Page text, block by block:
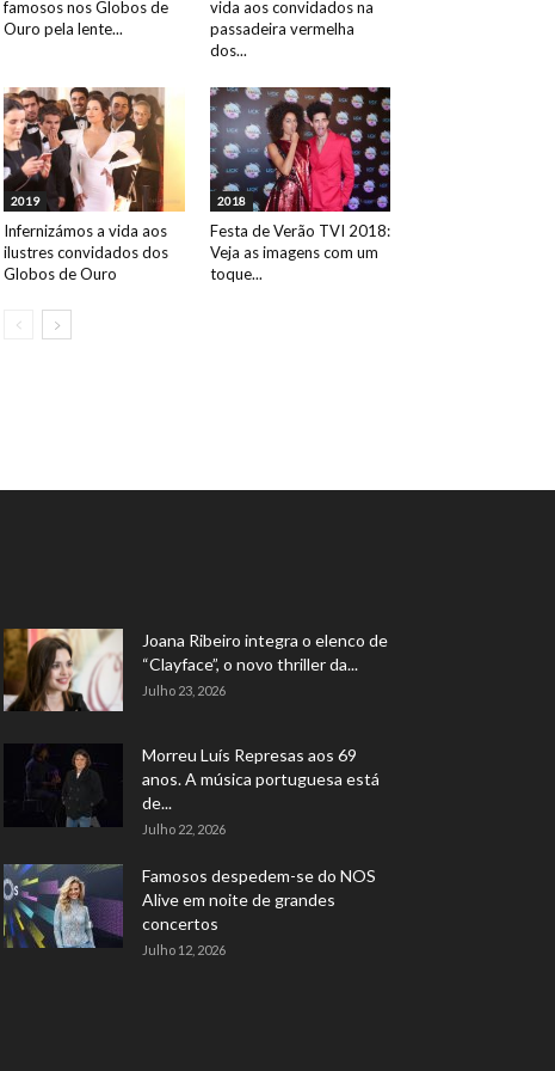
famosos nos Globos de
Ouro pela lente...
vida aos convidados na
passadeira vermelha
dos...
2019
Infernizámos a vida aos
ilustres convidados dos
Globos de Ouro
2018
Festa de Verão TVI 2018:
Veja as imagens com um
toque...
Joana Ribeiro integra o elenco de
“Clayface”, o novo thriller da...
Julho 23, 2026
Morreu Luís Represas aos 69
anos. A música portuguesa está
de...
Julho 22, 2026
Famosos despedem-se do NOS
Alive em noite de grandes
concertos
Julho 12, 2026